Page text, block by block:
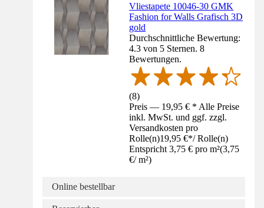
Vliestapete 10046-30 GMK
Fashion for Walls Grafisch 3D
gold
Durchschnittliche Bewertung:
4.3 von 5 Sternen. 8
Bewertungen.
(8)
Preis — 19,95 € * Alle Preise
inkl. MwSt. und ggf. zzgl.
Versandkosten pro
Rolle(n)19,95 €*/ Rolle(n)
Entspricht 3,75 € pro m²(3,75
€/ m²)
Online bestellbar